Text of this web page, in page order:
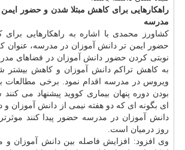
راهکارهایی برای کاهش مبتلا شدن و حضور ایمن
مدرسه
کشاورز محمدی با اشاره به راهکارهایی
حضور ایمن تر دانش آموزان در مدرسه، عنوان
نوبتی کردن حضور دانش آموزان در فضاهای
به کاهش تراکم دانش آموزان و کاهش بیشتر
بودن دوره پنهان بیماری کووید پیشنهاد می
ای بگونه ای که دو هفته نیمی از دانش آموزان و
دانش آموزان در مدرسه حضور پیدا کنند
روز درمیان است.
وی افزود: افزایش فاصله بین دانش آموزان